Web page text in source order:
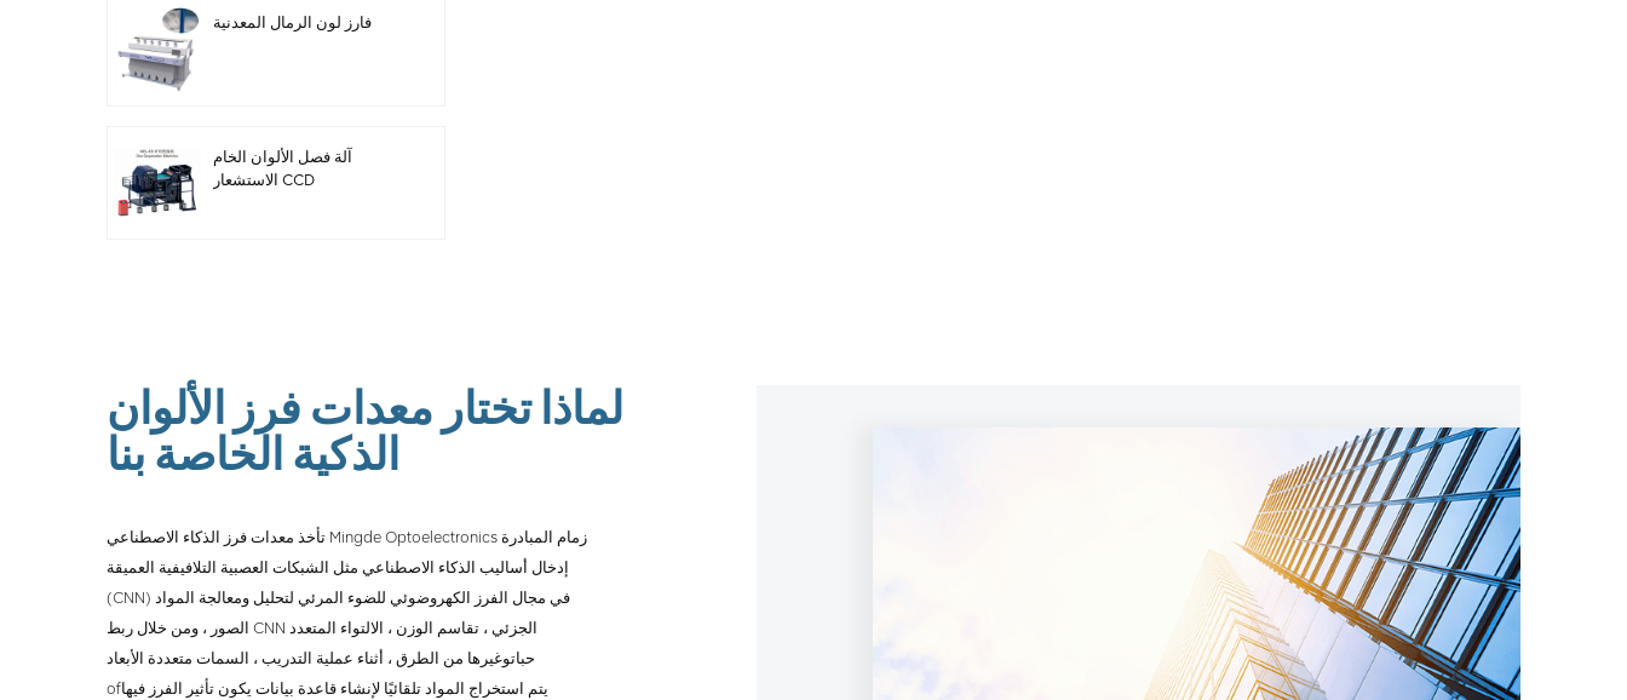
فارز لون الرمال المعدنية
آلة فصل الألوان الخام
الاستشعار CCD
لماذا تختار معدات فرز الألوان
الذكية الخاصة بنا
تأخذ معدات فرز الذكاء الاصطناعي Mingde Optoelectronics زمام المبادرة
إدخال أساليب الذكاء الاصطناعي مثل الشبكات العصبية التلافيفية العميقة
(CNN) في مجال الفرز الكهروضوئي للضوء المرئي لتحليل ومعالجة المواد
الصور ، ومن خلال ربط CNN الجزئي ، تقاسم الوزن ، الالتواء المتعدد
حباتوغيرها من الطرق ، أثناء عملية التدريب ، السمات متعددة الأبعاد
ofيتم استخراج المواد تلقائيًا لإنشاء قاعدة بيانات يكون تأثير الفرز فيها